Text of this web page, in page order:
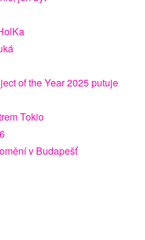
of the Year 2025 putuje
Tokio
v Budapešť